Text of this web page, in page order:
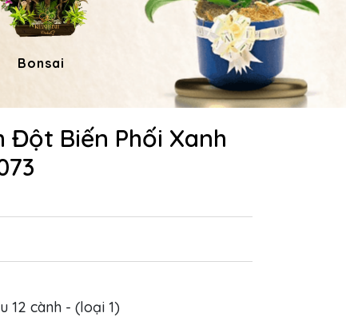
Bonsai Hoa Dâng Phật
Đột Biến Phối Xanh
12 cành - (loại 1)